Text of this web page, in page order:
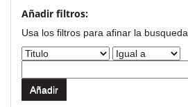
Añadir filtros:
Usa los filtros para afinar la busqueda.